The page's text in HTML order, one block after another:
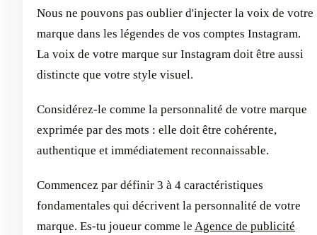
Nous ne pouvons pas oublier d'injecter la voix de votre
marque dans les légendes de vos comptes Instagram.
La voix de votre marque sur Instagram doit être aussi
distincte que votre style visuel.
Considérez-le comme la personnalité de votre marque
exprimée par des mots : elle doit être cohérente,
authentique et immédiatement reconnaissable.
Commencez par définir 3 à 4 caractéristiques
fondamentales qui décrivent la personnalité de votre
marque. Es-tu joueur comme le Agence de publicité